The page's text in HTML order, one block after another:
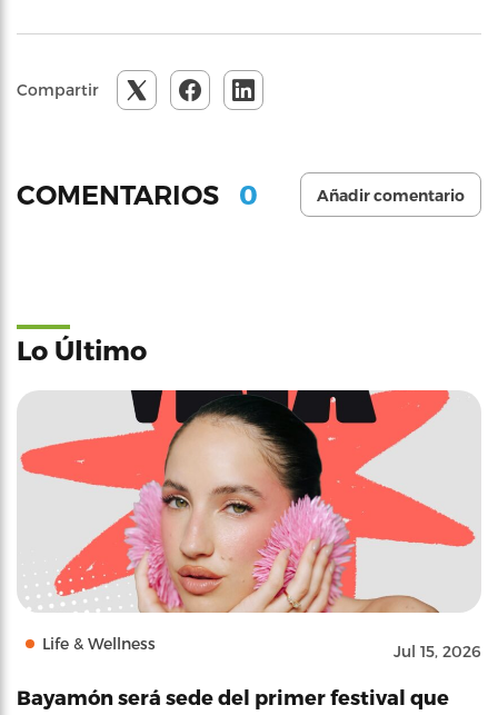
Compartir
COMENTARIOS 0 Añadir comentario
Lo Último
Life & Wellness Jul 15, 2026
Bayamón será sede del primer festival que